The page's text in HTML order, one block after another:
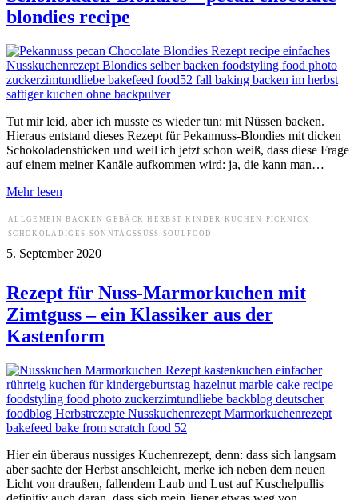
blondies recipe
Tut mir leid, aber ich musste es wieder tun: mit Nüssen backen.
Hieraus entstand dieses Rezept für Pekannuss-Blondies mit dicken
Schokoladenstücken und weil ich jetzt schon weiß, dass diese Frage
auf einem meiner Kanäle aufkommen wird: ja, die kann man…
Mehr lesen
ALLGEMEIN BACKEN GEBÄCK HERBST KINDER KUCHEN
PICKNICK
SCHOKOLADIGES SONNTAGSSÜSS SOULFOOD
5. September 2020
Rezept für Nuss-Marmorkuchen mit
Zimtguss – ein Klassiker aus der
Kastenform
Hier ein überaus nussiges Kuchenrezept, denn: dass sich langsam
aber sachte der Herbst anschleicht, merke ich neben dem neuen
Licht von draußen, fallendem Laub und Lust auf Kuschelpullis